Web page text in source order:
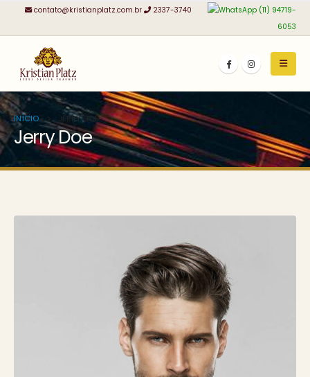
contato@kristianplatz.com.br 2337-3740
(11) 94719-
6053
INÍCIO JERRY DOE
Jerry Doe